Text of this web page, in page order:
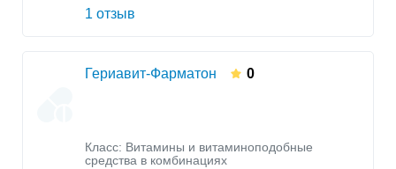
1 отзыв
Гериавит-Фарматон 0
Класс: Витамины и витаминоподобные
средства в комбинациях